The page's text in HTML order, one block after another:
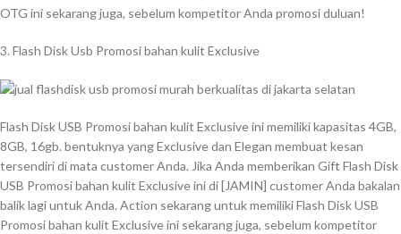
OTG ini sekarang juga, sebelum kompetitor Anda promosi duluan!
3. Flash Disk Usb Promosi bahan kulit Exclusive
Flash Disk USB Promosi bahan kulit Exclusive ini memiliki kapasitas 4GB,
8GB, 16gb. bentuknya yang Exclusive dan Elegan membuat kesan
tersendiri di mata customer Anda. Jika Anda memberikan Gift Flash Disk
USB Promosi bahan kulit Exclusive ini di [JAMIN] customer Anda bakalan
balik lagi untuk Anda. Action sekarang untuk memiliki Flash Disk USB
Promosi bahan kulit Exclusive ini sekarang juga, sebelum kompetitor